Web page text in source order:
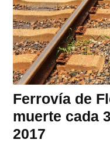
Ferrovía de
muerte cada
2017